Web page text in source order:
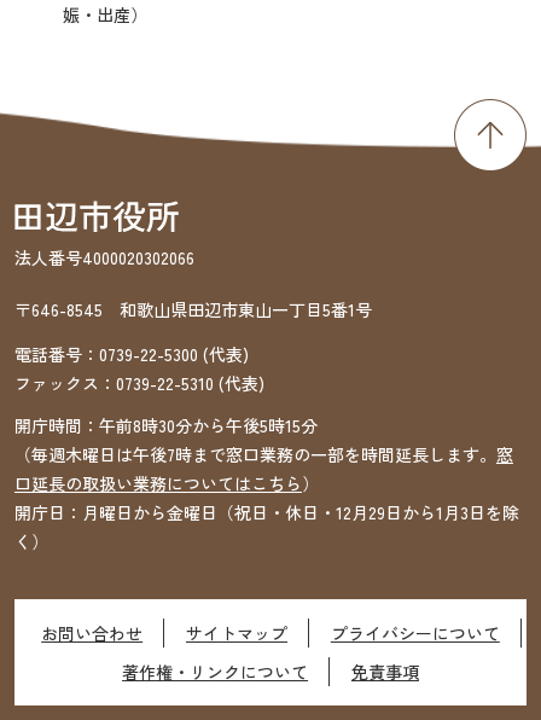
娠・出産）
法人番号4000020302066
〒646-8545 和歌山県田辺市東山一丁目5番1号
電話番号： 0739-22-5300 (代表)
ファックス： 0739-22-5310 (代表)
開庁時間：午前8時30分から午後5時15分
（毎週木曜日は午後7時まで窓口業務の一部を時間延長します。 窓
口延長の取扱い業務についてはこちら）
開庁日：月曜日から金曜日（祝日・休日・12月29日から1月3日を除
く）
お問い合わせ サイトマップ
プライバシーについて
著作権・リンクについて
免責事項